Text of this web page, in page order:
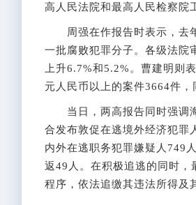
高人民法院和最高人民检察院
周强在作报告时表示，去年
一批腐败犯罪分子。各级法院
上升6.7%和5.2%。曹建明则
元人民币以上的案件3664件，
当日，两高报告同时强调海
合发布敦促在逃境外经济犯罪
内外在逃职务犯罪嫌疑人749
返49人。在积极追逃的同时，
程序，依法追缴其违法所得及